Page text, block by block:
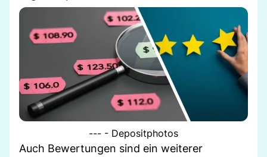
--- - Depositphotos
Auch Bewertungen sind ein weiterer